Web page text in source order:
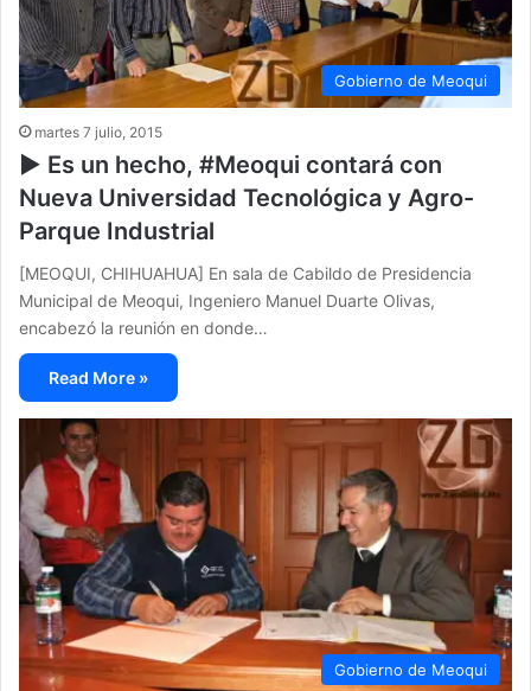
Gobierno de Meoqui
martes 7 julio, 2015
▶ Es un hecho, #Meoqui contará con
Nueva Universidad Tecnológica y Agro-
Parque Industrial
[MEOQUI, CHIHUAHUA] En sala de Cabildo de Presidencia
Municipal de Meoqui, Ingeniero Manuel Duarte Olivas,
encabezó la reunión en donde…
Read More »
Gobierno de Meoqui